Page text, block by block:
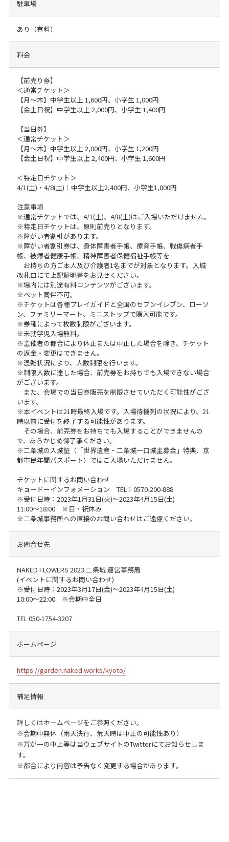
駐車場
あり（有料）
料金
【前売り券】
＜通常チケット＞
【月～木】中学生以上 1,600円、小学生 1,000円
【金土日祝】中学生以上 2,000円、小学生 1,400円
【当日券】
＜通常チケット＞
【月～木】中学生以上 2,000円、小学生 1,200円
【金土日祝】中学生以上 2,400円、小学生 1,600円
＜特定日チケット＞
4/1(土)・4/8(土)：中学生以上2,400円、小学生1,800円
注意事項
※通常チケットでは、4/1(土)、4/8(土)はご入場いただけません。
※特定日チケットは、原則前売りとなります。
※障がい者割引があります。
※障がい者割引券は、身体障害者手帳、療育手帳、戦傷病者手
帳、被爆者健康手帳、精神障害者保健福祉手帳等を
お持ちの方ご本人及び介護者1名までが対象となります。入城
改札口にて上記証明書をお見せください。
※場内には別途有料コンテンツがございます。
※ペット同伴不可。
※チケットは各種プレイガイドと全国のセブンイレブン、ローソ
ン、ファミリーマート、ミニストップで購入可能です。
※券種によって枚数制限がございます。
※未就学児入場無料。
※主催者の都合により休止または中止した場合を除き、チケット
の返金・変更はできません。
※混雑状況により、人数制限を行います。
※制限人数に達した場合、前売券をお持ちでも入場できない場合
がございます。
また、会場での当日券販売を制限させていただく可能性がござ
います。
※本イベントは21時最終入場です。入場待機列の状況により、21
時以前に受付を終了する可能性があります。
その場合、前売券をお持ちでも入場することができませんの
で、あらかじめ御了承ください。
※二条城の入城証（「世界遺産・二条城一口城主募金」特典、京
都市民年間パスポート）ではご入場いただけません。
チケットに関するお問い合わせ
キョードーインフォメーション TEL：0570-200-888
※受付日時：2023年1月31日(火)〜2023年4月15日(土)
11:00～18:00 ※日・祝休み
※二条城事務所への直接のお問い合わせはご遠慮ください。
お問合せ先
NAKED FLOWERS 2023 二条城 運営事務局
(イベントに関するお問い合わせ)
※受付日時：2023年3月17日(金)〜2023年4月15日(土)
10:00～22:00 ※会期中全日
TEL050-1754-3207
ホームページ
https://garden.naked.works/kyoto/
補足情報
詳しくはホームページをご参照ください。
※会期中無休（雨天決行、荒天時は中止の可能性あり）
※万が一の中止等は当ウェブサイトのTwitterにてお知らせしま
す。
※都合により内容は予告なく変更する場合があります。